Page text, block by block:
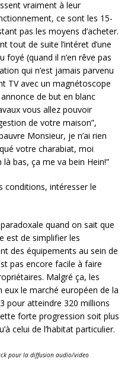
vraiment à leur
ce sont les 15-
pas les moyens d’acheter.
tout de suite l’intéret d’une
(quand il n’en rêve pas
qui n’est jamais parvenu
TV avec un magnétoscope
de but en blanc
vous allez pouvoir
de votre maison”,
Monsieur, je n’ai rien
votre charabiat, moi
bas, ça me va bein Hein!”
conditions, intéresser le
quand on sait que
est de simplifier les
des équipements au sein de
pas encore facile à faire
Malgré ça, les
le marché européen de la
pour atteindre 320 millions
forte progression soit plus
celui de l’habitat particulier.
pour la diffusion audio/video